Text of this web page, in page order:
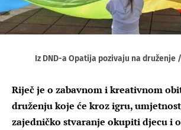
Iz DND-a Opatija pozivaju na druženje
Riječ je o zabavnom i kreativnom
druženju koje će kroz igru,
zajedničko stvaranje okupiti djecu i